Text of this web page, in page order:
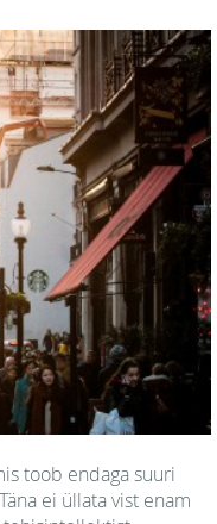
toob endaga suuri
ei üllata vist enam